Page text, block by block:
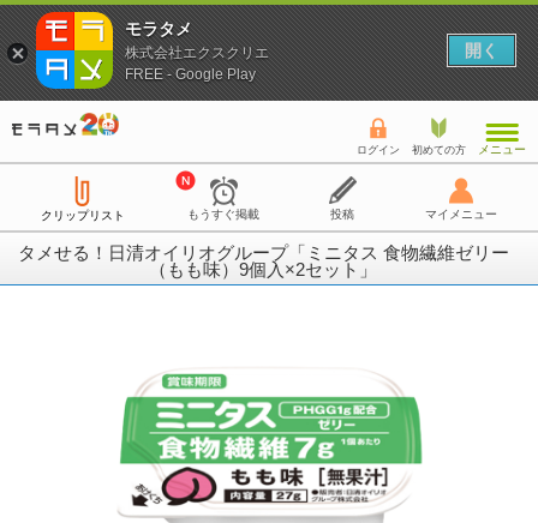
ログイン 初めての方 メニュー
クリップリスト もうすぐ掲載 投稿 マイメニュー
タメせる！日清オイリオグループ「ミニタス 食物繊維ゼリー
（もも味）9個入×2セット」
モラタメ
株式会社エクスクリエ
FREE - Google Play
開く